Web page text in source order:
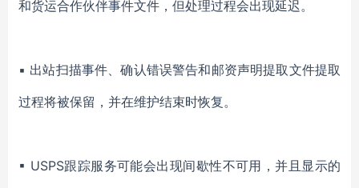
和货运合作伙伴事件文件，但处理过程会出现延迟。
▪ 出站扫描事件、确认错误警告和邮资声明提取文件提取
过程将被保留，并在维护结束时恢复。
▪ USPS跟踪服务可能会出现间歇性不可用，并且显示的